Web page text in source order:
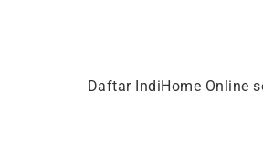
Daftar IndiHome Online